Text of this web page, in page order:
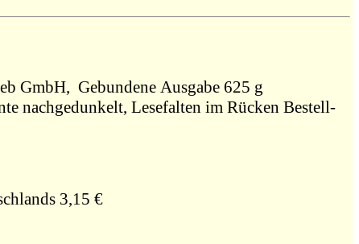
2001, RM Buch und Medien Vertrieb GmbH, Gebundene Ausgabe 625 g
nachgedunkelt, Lesefalten im Rücken Bestell-
3,15 €